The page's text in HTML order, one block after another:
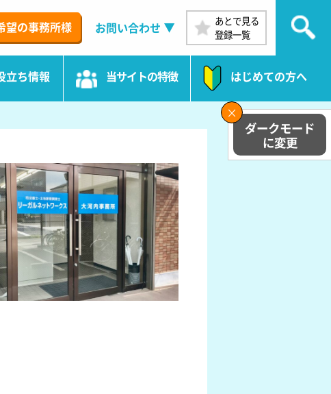
望の事務所様 お問い合わせ
あとで見る
登録一覧
立ち情報 当サイトの特徴 はじめての方へ